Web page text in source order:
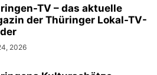
TV – das aktuelle
der Thüringer Lokal-TV-
2026